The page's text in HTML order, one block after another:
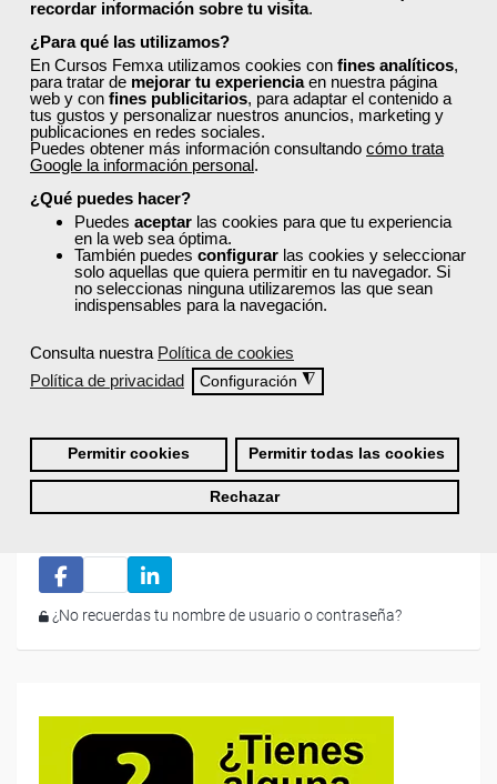
recordar información sobre tu visita.
¿Para qué las utilizamos?
En Cursos Femxa utilizamos cookies con fines analíticos,
para tratar de mejorar tu experienciaen nuestra página
web y con fines publicitarios, para adaptar el contenido a
tus gustos y personalizar nuestros anuncios, marketing y
publicaciones en redes sociales.
Puedes obtener más información consultando cómo trata
Google la información personal.
¿Qué puedes hacer?
Puedes aceptar las cookies para que tu experiencia
en la web sea óptima.
También puedes configurar las cookies y seleccionar
solo aquellas que quiera permitir en tu navegador. Si
no seleccionas ninguna utilizaremos las que sean
indispensables para la navegación.
Consulta nuestra Política de cookies
Política de privacidad
Configuración ◮
Permitir cookies Permitir todas las cookies
Rechazar
¡Únete a la Comunidad Femxa!
disponibles.
Si todavía no tienes cuenta de usuario,
tu sector profesional y tus preferencias formativas. Si ya
estás registrado, inicia sesión a continuación y filtra tu
búsqueda para encontrar los cursos que se ajusten a tu
Recordarme
¿No recuerdas tu nombre de usuario o contraseña?